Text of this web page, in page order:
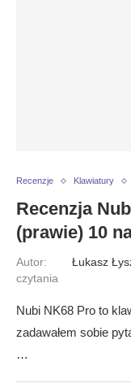
Recenzje Klawiatury
Recenzja
(prawie) 10
Autor: Łukasz
czytania
Nubi NK68 Pro to
zadawałem sobie
…